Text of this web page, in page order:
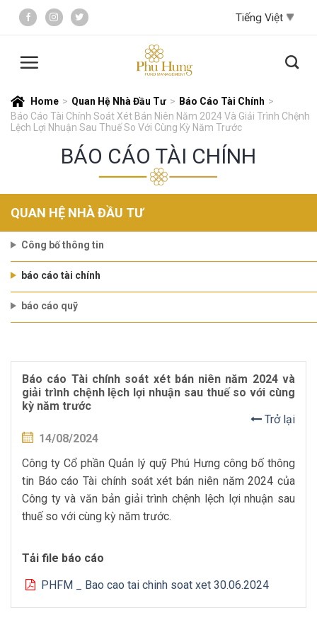
content
Home > Quan Hệ Nhà Đầu Tư > Báo Cáo Tài Chính >
Báo Cáo Tài Chính Soát Xét Bán Niên Năm 2024 Và Giải Trình Chệnh
Lệch Lợi Nhuận Sau Thuế So Với Cùng Kỳ Năm Trước
BÁO CÁO TÀI CHÍNH
QUAN HỆ NHÀ ĐẦU TƯ
Công bố thông tin
báo cáo tài chính
báo cáo quỹ
Báo cáo Tài chính soát xét bán niên năm 2024 và
giải trình chệnh lệch lợi nhuận sau thuế so với cùng
kỳ năm trước
Trở lại
14/08/2024
Công ty Cổ phần Quản lý quỹ Phú Hưng công bố thông
tin Báo cáo Tài chính soát xét bán niên năm 2024 của
Công ty và văn bản giải trình chệnh lệch lợi nhuận sau
thuế so với cùng kỳ năm trước.
Tải file báo cáo
PHFM _ Bao cao tai chinh soat xet 30.06.2024